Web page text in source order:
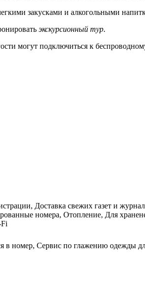
закусками и алкогольными
экскурсионный тур.
могут подключиться к
Доставка свежих газет и
номера, Отопление, Для
в номер, Сервис по глажению одежды